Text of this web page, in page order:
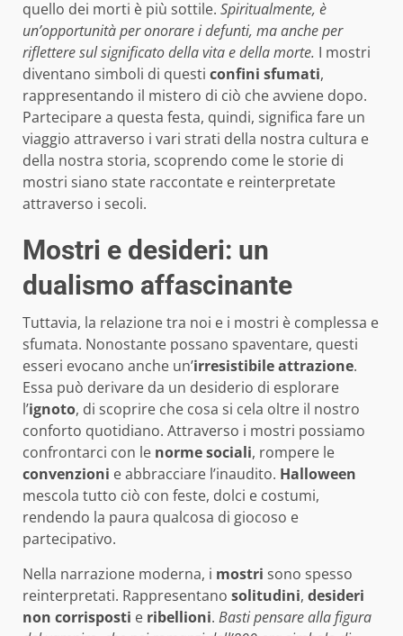
quello dei morti è più sottile. Spiritualmente, è
un’opportunità per onorare i defunti, ma anche per
riflettere sul significato della vita e della morte. I mostri
diventano simboli di questi confini sfumati,
rappresentando il mistero di ciò che avviene dopo.
Partecipare a questa festa, quindi, significa fare un
viaggio attraverso i vari strati della nostra cultura e
della nostra storia, scoprendo come le storie di
mostri siano state raccontate e reinterpretate
attraverso i secoli.
Mostri e desideri: un
dualismo affascinante
Tuttavia, la relazione tra noi e i mostri è complessa e
sfumata. Nonostante possano spaventare, questi
esseri evocano anche un’irresistibile attrazione.
Essa può derivare da un desiderio di esplorare
l’ignoto, di scoprire che cosa si cela oltre il nostro
conforto quotidiano. Attraverso i mostri possiamo
confrontarci con le norme sociali, rompere le
convenzioni e abbracciare l’inaudito. Halloween
mescola tutto ciò con feste, dolci e costumi,
rendendo la paura qualcosa di giocoso e
partecipativo.
Nella narrazione moderna, i mostri sono spesso
reinterpretati. Rappresentano solitudini, desideri
non corrisposti e ribellioni. Basti pensare alla figura